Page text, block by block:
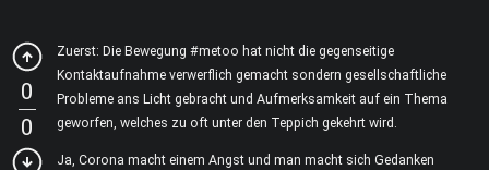
0
0
Zuerst: Die Bewegung #metoo hat nicht die gegenseitige
Kontaktaufnahme verwerflich gemacht sondern gesellschaftliche
Probleme ans Licht gebracht und Aufmerksamkeit auf ein Thema
geworfen, welches zu oft unter den Teppich gekehrt wird.
Ja, Corona macht einem Angst und man macht sich Gedanken